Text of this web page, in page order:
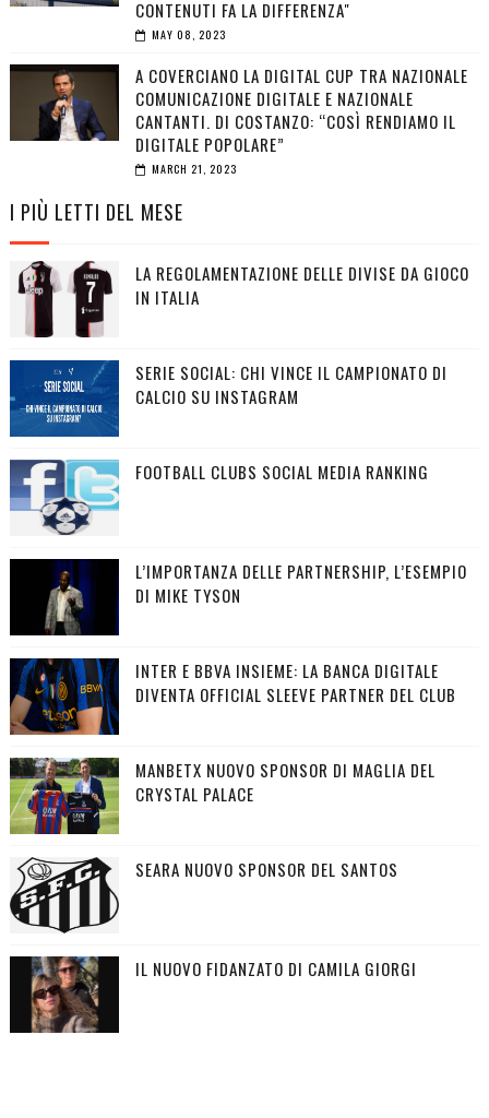
CONTENUTI FA LA DIFFERENZA"
MAY 08, 2023
A COVERCIANO LA DIGITAL CUP TRA NAZIONALE
COMUNICAZIONE DIGITALE E NAZIONALE
CANTANTI. DI COSTANZO: “COSÌ RENDIAMO IL
DIGITALE POPOLARE”
MARCH 21, 2023
I PIÙ LETTI DEL MESE
LA REGOLAMENTAZIONE DELLE DIVISE DA GIOCO
IN ITALIA
SERIE SOCIAL: CHI VINCE IL CAMPIONATO DI
CALCIO SU INSTAGRAM
FOOTBALL CLUBS SOCIAL MEDIA RANKING
L’IMPORTANZA DELLE PARTNERSHIP, L’ESEMPIO
DI MIKE TYSON
INTER E BBVA INSIEME: LA BANCA DIGITALE
DIVENTA OFFICIAL SLEEVE PARTNER DEL CLUB
MANBETX NUOVO SPONSOR DI MAGLIA DEL
CRYSTAL PALACE
SEARA NUOVO SPONSOR DEL SANTOS
IL NUOVO FIDANZATO DI CAMILA GIORGI